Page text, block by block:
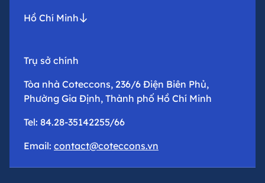
Hồ Chí Minh
Trụ sở chính
Tòa nhà Coteccons, 236/6 Điện Biên Phủ,
Phường Gia Định, Thành phố Hồ Chí Minh
Tel: 84.28-35142255/66
Email: contact@coteccons.vn